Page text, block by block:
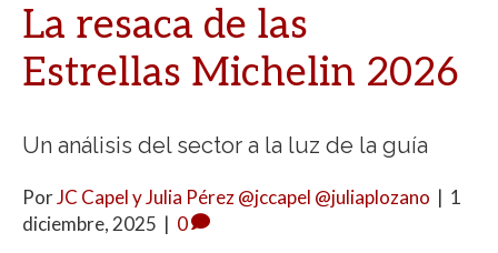
La resaca de las
Estrellas Michelin 2026
Un análisis del sector a la luz de la guía
PorJC Capel y Julia Pérez @jccapel @juliaplozano | 1
diciembre, 2025 | 0